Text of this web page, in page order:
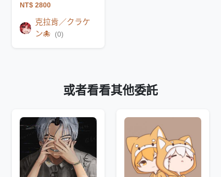
NT$ 2800
克拉肯／クラケ
ン🐙
(0)
或者看看其他委託